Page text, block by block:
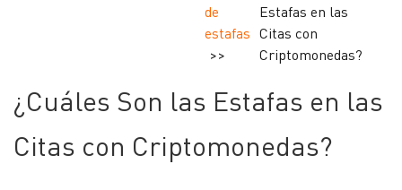
Perfiles
verificados
de
estafas
Estafas en las
Citas con
Criptomonedas?
¿Cuáles Son las Estafas en las
Citas con Criptomonedas?